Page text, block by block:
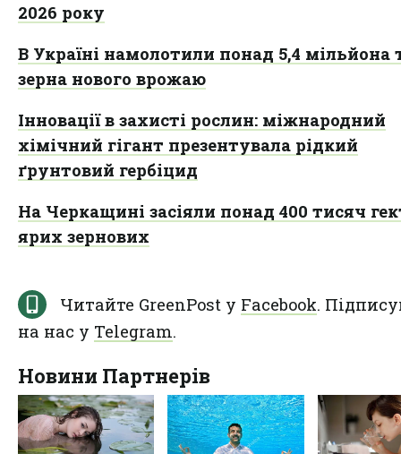
2026 року
В Україні намолотили понад 5,4 мільйона
зерна нового врожаю
Інновації в захисті рослин: міжнародний
хімічний гігант презентувала рідкий
ґрунтовий гербіцид
На Черкащині засіяли понад 400 тисяч
ярих зернових
Читайте GreenPost у Facebook.
на нас у Telegram.